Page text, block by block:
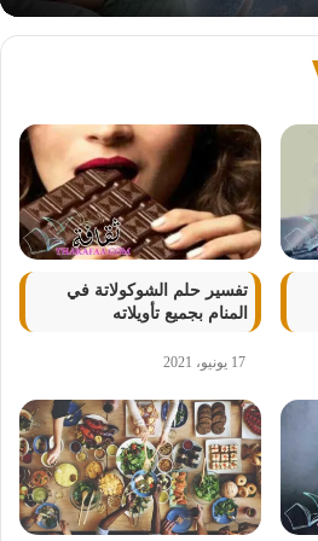
تفسير حلم الشوكولاتة في
المنام بجميع تأويلاته
17 يونيو، 2021